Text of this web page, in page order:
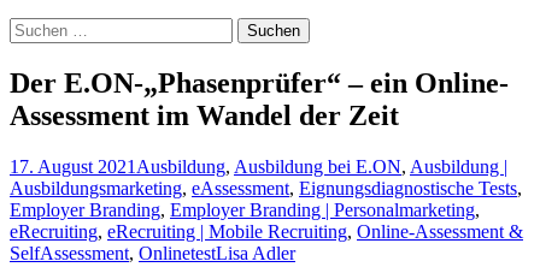
Suchen
nach:
Der E.ON-„Phasenprüfer“ – ein Online-
Assessment im Wandel der Zeit
17. August 2021 Ausbildung, Ausbildung bei E.ON, Ausbildung |
Ausbildungsmarketing, eAssessment, Eignungsdiagnostische Tests,
Employer Branding, Employer Branding | Personalmarketing,
eRecruiting, eRecruiting | Mobile Recruiting, Online-Assessment &
SelfAssessment, OnlinetestLisa Adler